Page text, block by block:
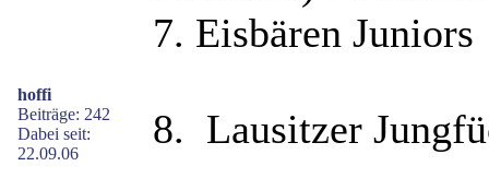
hoffi
Beiträge: 242
Dabei seit:
22.09.06
7. Eisbären Juniors
8. Lausitzer